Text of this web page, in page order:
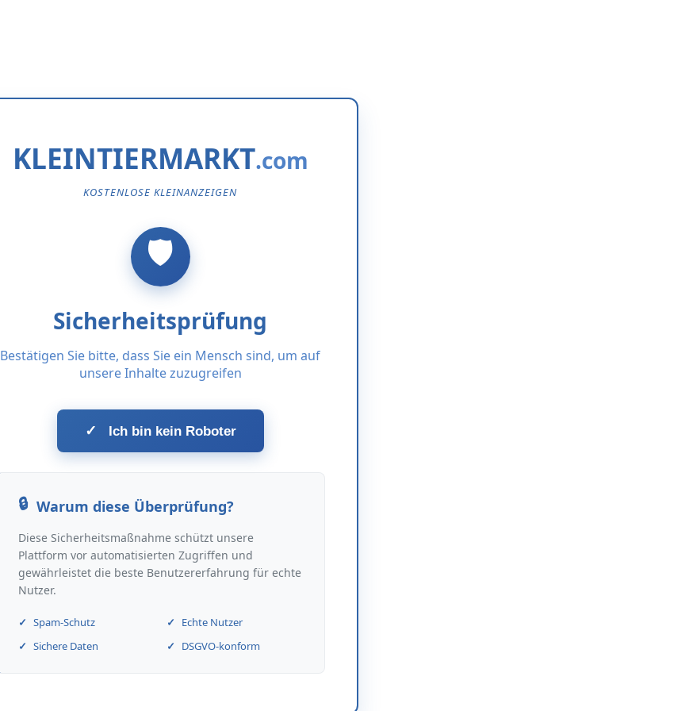
KLEINTIERMARKT
KOSTENLOSE KLEINANZEIGEN
Sicherheitsprüfung
Bestätigen Sie bitte, dass Sie ein Mensch sind, um auf
unsere Inhalte zuzugreifen
✓ Ich bin kein Roboter
Warum diese Überprüfung?
Diese Sicherheitsmaßnahme schützt unsere
Plattform vor automatisierten Zugriffen und
gewährleistet die beste Benutzererfahrung für echte
Nutzer.
Spam-Schutz
Echte Nutzer
Sichere Daten
DSGVO-konform